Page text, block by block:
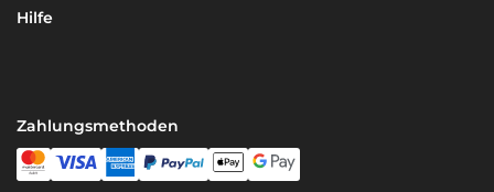
Hilfe
Zahlungsmethoden